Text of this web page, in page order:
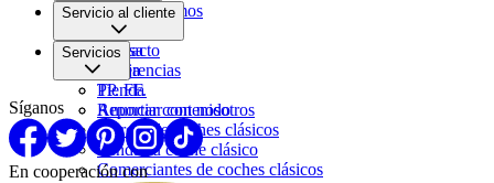
Quiénes somos
Empleo
Prensa
Pareja
Servicio al cliente
Contacto
Sugerencias
PP. FF.
Reportar contenido
Servicios
Tienda
Anunciar con nosotros
Marcas de coches clásicos
Venda su coche clásico
Comerciantes de coches clásicos
Síganos
En cooperación con